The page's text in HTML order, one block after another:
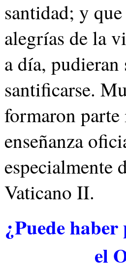
santidad; y
alegrías de la
a día,
santificarse.
formaron parte
enseñanza
especialmente
Vaticano II.
¿Puede haber
el